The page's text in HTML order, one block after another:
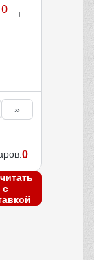
»
0
с